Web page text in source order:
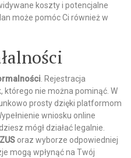
koszty i potencjalne
może pomóc Ci również w
. Rejestracja
którego nie można pominąć. W
prosty dzięki platformom
wniosku online
mógł działać legalnie.
oraz wyborze odpowiedniej
mogą wpłynąć na Twój